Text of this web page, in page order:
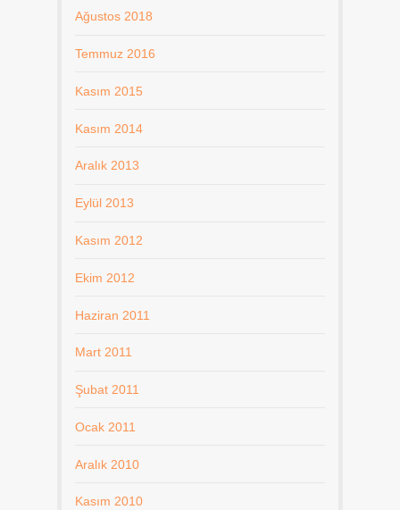
Ağustos 2018
Temmuz 2016
Kasım 2015
Kasım 2014
Aralık 2013
Eylül 2013
Kasım 2012
Ekim 2012
Haziran 2011
Mart 2011
Şubat 2011
Ocak 2011
Aralık 2010
Kasım 2010